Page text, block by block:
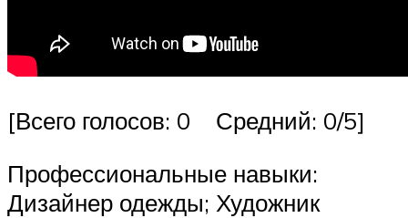
[Всего голосов: 0 Средний: 0/5]
Профессиональные навыки:
Дизайнер одежды; Художник